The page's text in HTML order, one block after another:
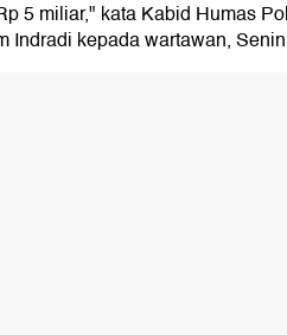
5 miliar," kata Kabid Humas
Indradi kepada wartawan,